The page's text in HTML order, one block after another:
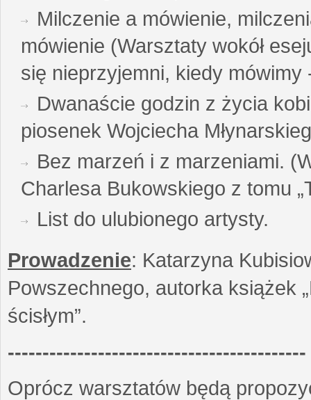
Milczenie a mówienie,
mówienie (Warsztaty wokół
się nieprzyjemni, kiedy mówimy
Dwanaście godzin z życia
piosenek Wojciecha
Bez marzeń i z marzeniami.
Charlesa Bukowskiego z tomu
List do ulubionego artysty.
Prowadzenie: Katarzyna
Powszechnego, autorka książek
ścisłym”.
-------------------------------------------
Oprócz warsztatów będą